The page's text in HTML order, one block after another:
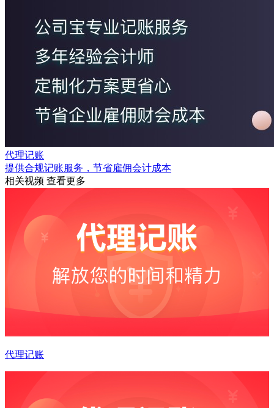
代理记账
提供合规记账服务，节省雇佣会计成本
相关视频 查看更多
代理记账